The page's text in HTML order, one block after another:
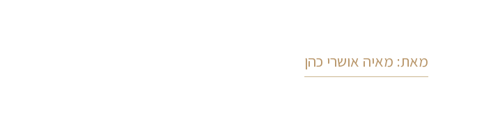
מאת: מאיה אושרי כהן